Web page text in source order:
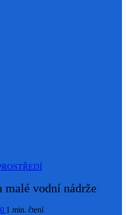
malé vodní nádrže
1 min. čtení